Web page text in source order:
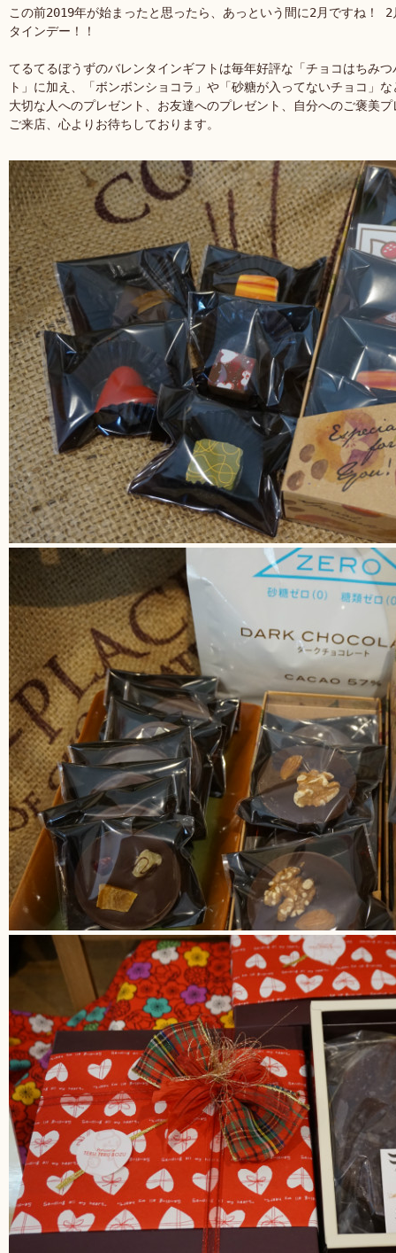
この前2019年が始まったと思ったら、あっという間に2月ですね！
タインデー！！
てるてるぼうずのバレンタインギフトは毎年好評な「チョコはちみ
ト」に加え、「ボンボンショコラ」や「砂糖が入ってないチョコ」
大切な人へのプレゼント、お友達へのプレゼント、自分へのご褒美
ご来店、心よりお待ちしております。